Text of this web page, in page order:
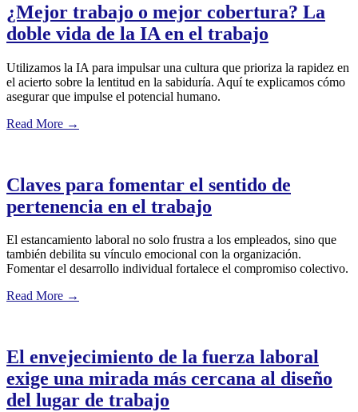
¿Mejor trabajo o mejor cobertura? La
doble vida de la IA en el trabajo
Utilizamos la IA para impulsar una cultura que prioriza la rapidez en
el acierto sobre la lentitud en la sabiduría. Aquí te explicamos cómo
asegurar que impulse el potencial humano.
Read More →
Claves para fomentar el sentido de
pertenencia en el trabajo
El estancamiento laboral no solo frustra a los empleados, sino que
también debilita su vínculo emocional con la organización.
Fomentar el desarrollo individual fortalece el compromiso colectivo.
Read More →
El envejecimiento de la fuerza laboral
exige una mirada más cercana al diseño
del lugar de trabajo